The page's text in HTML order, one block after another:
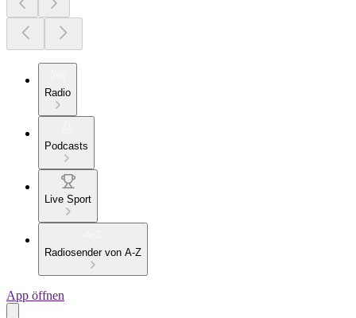
Radio
Podcasts
Live Sport
Radiosender von A-Z
App öffnen